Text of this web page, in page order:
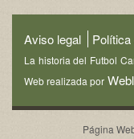
Aviso legal
La historia del Futbol
Web realizada por
Página